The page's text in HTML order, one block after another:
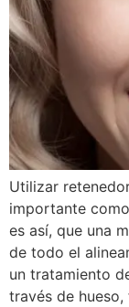
Utilizar
importante
es así, que una
de todo el
un tratamiento
través de